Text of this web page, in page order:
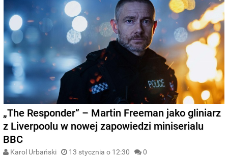
„The Responder” – Martin Freeman jako gliniarz
z Liverpoolu w nowej zapowiedzi miniserialu
BBC
Karol Urbański 13 stycznia o 12:30 0